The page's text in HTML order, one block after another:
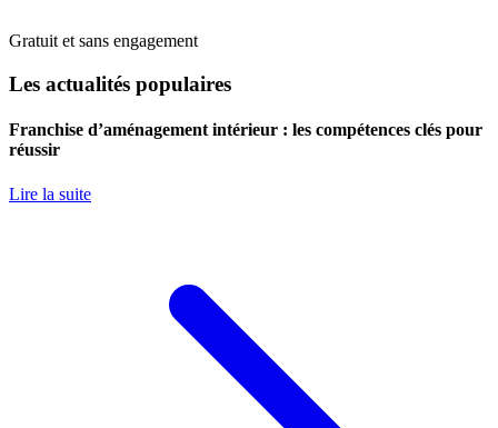
Gratuit et sans engagement
Les actualités populaires
Franchise d’aménagement intérieur : les compétences clés pour
réussir
Lire la suite